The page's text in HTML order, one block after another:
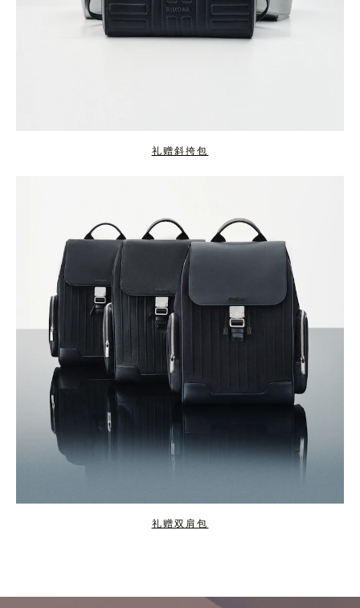
礼赠斜挎包
礼赠双肩包